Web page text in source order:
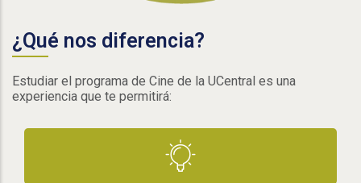
¿Qué nos diferencia?
Estudiar el programa de Cine de la UCentral es una
experiencia que te permitirá: